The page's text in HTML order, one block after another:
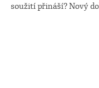
soužití přináší? Nový